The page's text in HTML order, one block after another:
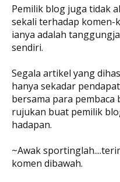
Pemilik blog juga tidak
sekali terhadap komen-
ianya adalah
sendiri.
Segala artikel yang
hanya sekadar
bersama para
rujukan buat pemilik
hadapan.
~Awak
komen dibawah.